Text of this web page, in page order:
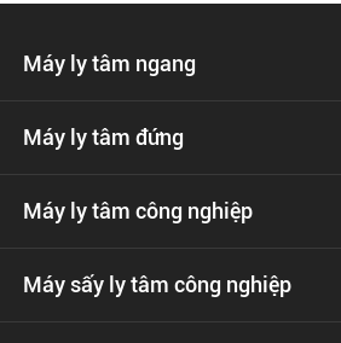
Máy ly tâm ngang
Máy ly tâm đứng
Máy ly tâm công nghiệp
Máy sấy ly tâm công nghiệp